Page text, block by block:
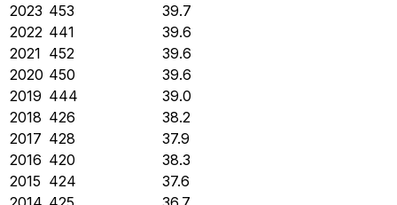
2023 453
39.7
2022 441
39.6
2021 452
39.6
2020 450
39.6
2019 444
39.0
2018 426
38.2
2017 428
37.9
2016 420
38.3
2015 424
37.6